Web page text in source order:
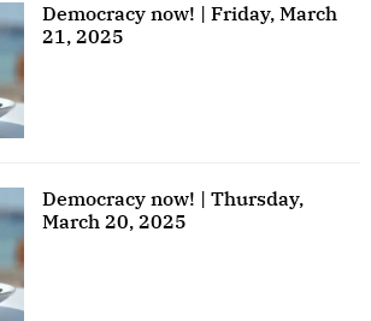
Democracy now! | Friday, March
21, 2025
Democracy now! | Thursday,
March 20, 2025